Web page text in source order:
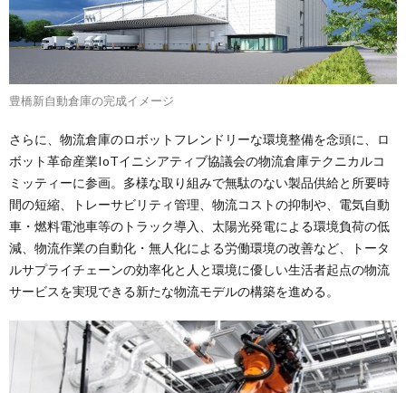
豊橋新自動倉庫の完成イメージ
さらに、物流倉庫のロボットフレンドリーな環境整備を念頭に、ロ
ボット革命産業IoTイニシアティブ協議会の物流倉庫テクニカルコ
ミッティーに参画。多様な取り組みで無駄のない製品供給と所要時
間の短縮、トレーサビリティ管理、物流コストの抑制や、電気自動
車・燃料電池車等のトラック導入、太陽光発電による環境負荷の低
減、物流作業の自動化・無人化による労働環境の改善など、トータ
ルサプライチェーンの効率化と人と環境に優しい生活者起点の物流
サービスを実現できる新たな物流モデルの構築を進める。